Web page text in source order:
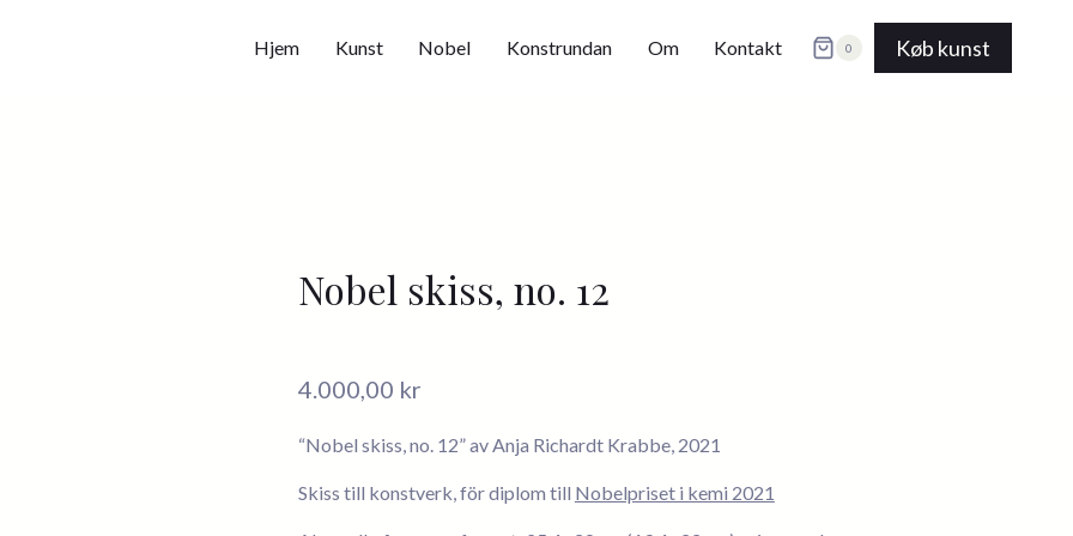
Hjem Kunst Nobel Konstrundan Om Kontakt 0 Køb kunst
Nobel skiss, no. 12
4.000,00 kr
“Nobel skiss, no. 12” av Anja Richardt Krabbe, 2021
Skiss till konstverk, för diplom till Nobelpriset i kemi 2021
12